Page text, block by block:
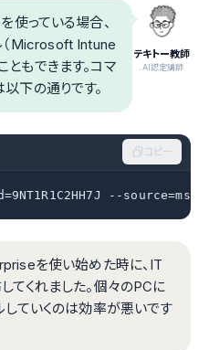
テキトー教師
.AI認定講師
っている場合、
Microsoft Intune
ともできます。コマ
下の通りです。
コピー
--
を使い始めた時に、IT
てくれました。個々のPCに
していくのは効率が悪いです